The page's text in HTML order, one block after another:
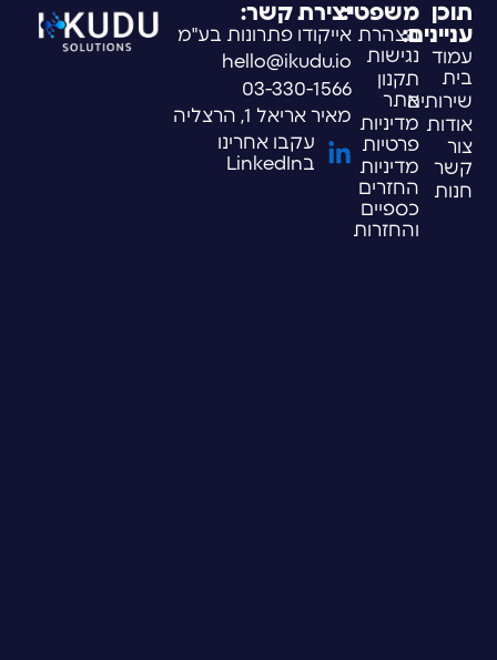
תוכן
עניינים:
עמוד
בית
שירותים
אודות
צור
קשר
חנות
משפטי:
הצהרת
נגישות
תקנון
אתר
מדיניות
פרטיות
מדיניות
החזרים
כספיים
והחזרות
יצירת קשר:
אייקודו פתרונות בע"מ
hello@ikudu.io
03-330-1566
מאיר אריאל 1, הרצליה
עקבו אחרינו
בLinkedIn